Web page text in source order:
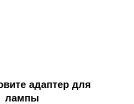
адаптер для
лампы